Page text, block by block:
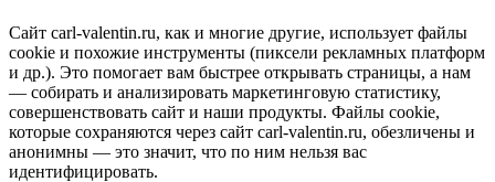
Сайт carl-valentin.ru, как и многие другие, использует файлы
cookie и похожие инструменты (пиксели рекламных платформ
и др.). Это помогает вам быстрее открывать страницы, а нам
— собирать и анализировать маркетинговую статистику,
совершенствовать сайт и наши продукты. Файлы сookie,
которые сохраняются через сайт carl-valentin.ru, обезличены и
анонимны — это значит, что по ним нельзя вас
идентифицировать.